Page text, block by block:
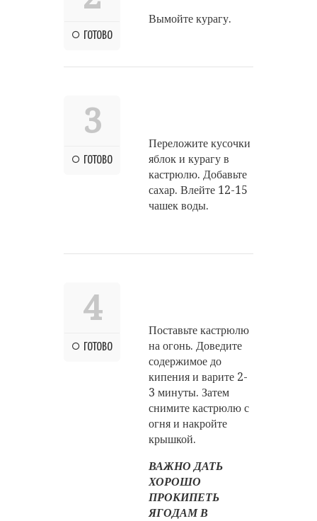
ГОТОВО
Вымойте курагу.
3
ГОТОВО
Переложите кусочки
яблок и курагу в
кастрюлю. Добавьте
сахар. Влейте 12-15
чашек воды.
4
ГОТОВО
Поставьте кастрюлю
на огонь. Доведите
содержимое до
кипения и варите 2-
3 минуты. Затем
снимите кастрюлю с
огня и накройте
крышкой.
ВАЖНО ДАТЬ
ХОРОШО
ПРОКИПЕТЬ
ЯГОДАМ В